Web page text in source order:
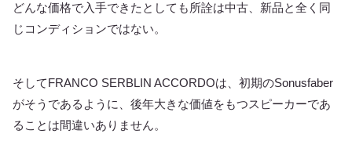
どんな価格で入手できたとしても所詮は中古、新品と全く同
じコンディションではない。
そしてFRANCO SERBLIN ACCORDOは、初期のSonusfaber
がそうであるように、後年大きな価値をもつスピーカーであ
ることは間違いありません。